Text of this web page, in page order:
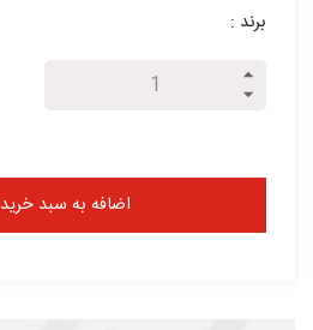
برند :
اضافه به سبد خرید